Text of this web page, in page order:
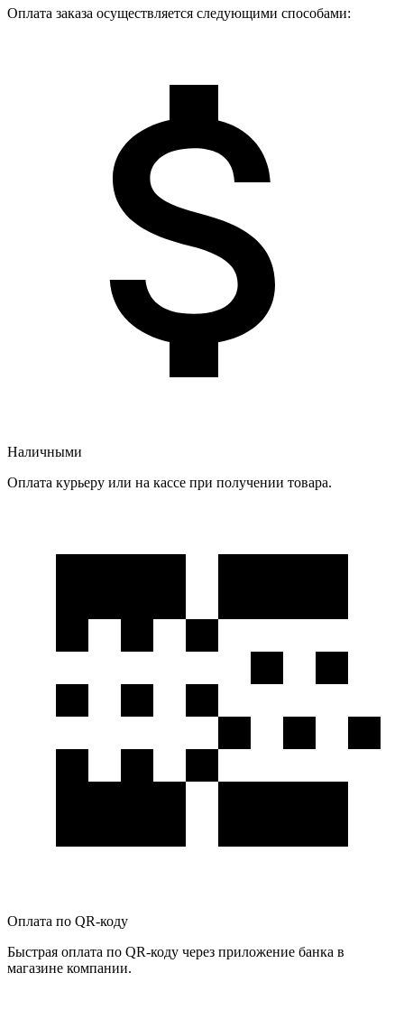
Оплата заказа осуществляется следующими способами:
Наличными
Оплата курьеру или на кассе при получении товара.
Оплата по QR-коду
Быстрая оплата по QR-коду через приложение банка в
магазине компании.